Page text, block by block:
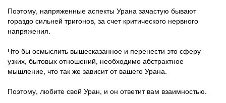
Поэтому, напряженные аспекты Урана зачастую бывают
гораздо сильней тригонов, за счет критического нервного
напряжения.
Что бы осмыслить вышесказанное и перенести это сферу
узких, бытовых отношений, необходимо абстрактное
мышление, что так же зависит от вашего Урана.
Поэтому, любите свой Уран, и он ответит вам взаимностью.